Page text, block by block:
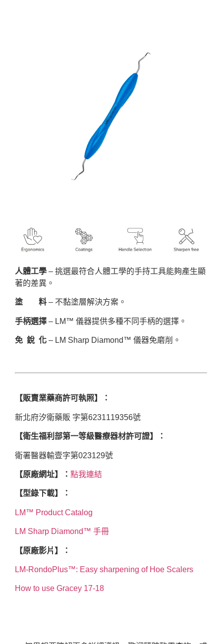
人體工學 – 挑選最符合人體工學的手持工具能夠產生顯
著的差異。
塗 料 – 不黏塗層解決方案。
手柄選擇 – LM™ 儀器提供多種不同手柄的選擇。
免 銳 化 – LM Sharp Diamond™ 儀器免磨削。
【販賣業藥商許可執照】：
新北府汐衛藥販 字第6231119356號
【衛生福利部第一等級醫療器材許可證】：
衛署醫器輸壹字第023129號
【原廠網址】： 點我連結
【型錄下載】：
LM™ Product Catalog
LM Sharp Diamond™ 手冊
【原廠影片】：
LM-RondoPlus™: Easy sharpening of Hoe Scalers
How to use Gracey 17-18